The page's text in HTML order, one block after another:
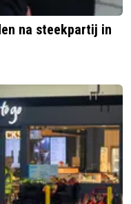
na steekpartij in